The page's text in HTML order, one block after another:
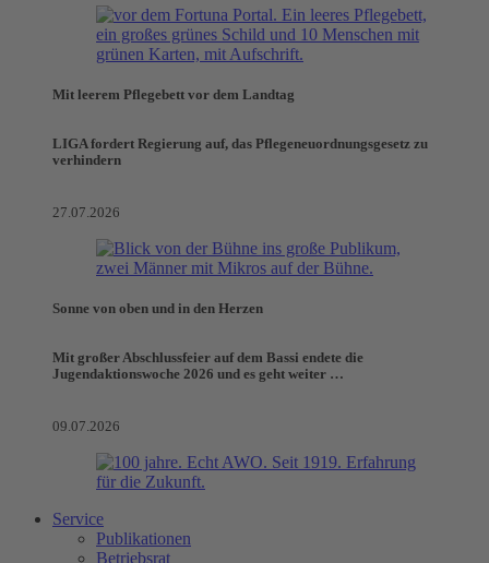
Mit leerem Pflegebett vor dem Landtag
LIGA fordert Regierung auf, das Pflegeneuordnungsgesetz zu
verhindern
27.07.2026
Sonne von oben und in den Herzen
Mit großer Abschlussfeier auf dem Bassi endete die
Jugendaktionswoche 2026 und es geht weiter …
09.07.2026
Service
Publikationen
Betriebsrat